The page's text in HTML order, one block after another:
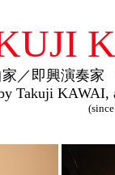
／即興演奏家
Takuji